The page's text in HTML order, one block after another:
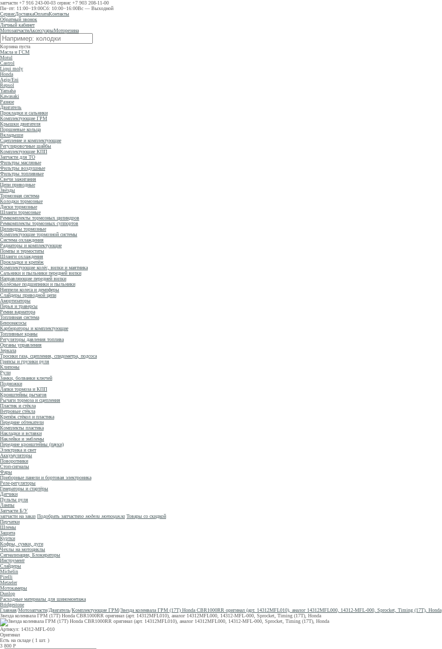
запчасти +7 916 243-00-03 сервис +7 903 208-11-00
Пн−пт: 11:00−19:00Сб: 10:00−16:00Вс — Выходной
СервисДоставкаОплатаКонтакты
Обратный звонок
Личный кабинет
МотозапчастиАксессуарыМоторезина
Корзина пуста
Масла и ГСМ
Motul
Castrol
Liqui moly
Honda
Agip/Eni
Repsol
Yamaha
Kawasaki
Разное
Двигатель
Прокладки и сальники
Комплектующие ГРМ
Крышки двигателя
Поршневые кольца
Вкладыши
Сцепление и комплектующие
Регулировочные шайбы
Комплектующие КПП
Запчасти для ТО
Фильтры масляные
Фильтры воздушные
Фильтры топливные
Свечи зажигания
Цепи приводные
Звёзды
Тормозная система
Колодки тормозные
Диски тормозные
Шланги тормозные
Ремкомплекты тормозных цилиндров
Ремкомплекты тормозных суппортов
Цилиндры тормозные
Комплектующие тормозной системы
Система охлаждения
Радиаторы и комплектующие
Помпы и термостаты
Шланги охлаждения
Прокладки и крепёж
Комплектующие колёс, вилки и маятника
Сальники и пыльники передней вилки
Направляющие передней вилки
Колёсные подшипники и пыльники
Ниппели колеса и демпферы
Слайдеры приводной цепи
Амортизаторы
Перья и траверсы
Ремни вариатора
Топливная система
Бензонасосы
Карбюраторы и комплектующие
Топливные краны
Регуляторы давления топлива
Органы управления
Зеркала
Тросики газа, сцепления, спидометра, подсоса
Грипсы и грузики руля
Клипоны
Рули
Замки, болванки ключей
Подножки
Лапки тормоза и КПП
Кронштейны рычагов
Рычаги тормоза и сцепления
Пластик и стёкла
Ветровые стёкла
Крепёж стёкол и пластика
Передние обтекатели
Комплекты пластика
Накладки и вставки
Наклейки и эмблемы
Передние кронштейны (пауки)
Электрика и свет
Аккумуляторы
Поворотники
Стоп-сигналы
Фары
Приборные панели и бортовая электроника
Реле-регуляторы
Генераторы и стартёры
Датчики
Пульты руля
Лампы
Запчасти Б/У
запчасти на заказ Подобрать запчастипо модели мотоцикла Товары со скидкой
Перчатки
Шлемы
Защита
Куртки
Кофры, сумки, дуги
Чехлы на мотоциклы
Сигнализации, Блокираторы
Инструмент
Слайдеры
Michelin
Pirelli
Metzeler
Мотокамеры
Dunlop
Расходные материалы для шиномонтажа
Bridgestone
Главная/Мотозапчасти/Двигатель/Комплектующие ГРМ/Звезда коленвала ГРМ (17T) Honda CBR1000RR оригинал (арт. 14312MFL010), аналог 14312MFL000, 14312-MFL-000, Sprocket, Timing (17T), Honda
Звезда коленвала ГРМ (17T) Honda CBR1000RR оригинал (арт. 14312MFL010), аналог 14312MFL000, 14312-MFL-000, Sprocket, Timing (17T), Honda
Артикул: 14312-MFL-010
Оригинал
Есть на складе ( 1 шт. )
3 800 Р